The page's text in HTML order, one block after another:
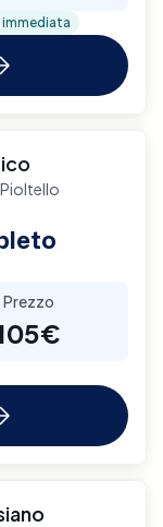
Prezzo